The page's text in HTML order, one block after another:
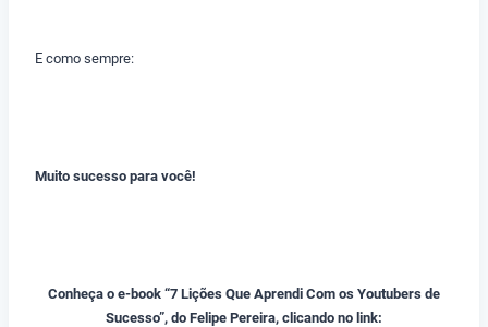
E como sempre:
Muito sucesso para você!
Conheça o e-book “7 Lições Que Aprendi Com os Youtubers de
Sucesso”, do Felipe Pereira, clicando no link: